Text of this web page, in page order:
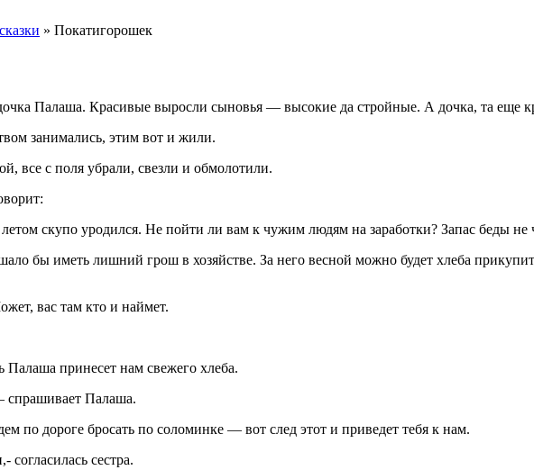
» Покатигорошек
Палаша. Красивые выросли сыновья — высокие да стройные. А дочка, та еще
занимались, этим вот и жили.
все с поля убрали, свезли и обмолотили.
скупо уродился. Не пойти ли вам к чужим людям на заработки? Запас беды не
бы иметь лишний грош в хозяйстве. За него весной можно будет хлеба
вас там кто и наймет.
принесет нам свежего хлеба.
спрашивает Палаша.
по дороге бросать по соломинке — вот след этот и приведет тебя к нам.
согласилась сестра.